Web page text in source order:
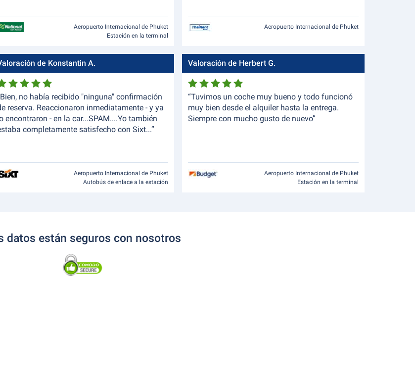
Aeropuerto Internacional de Phuket
Estación en la terminal
Aeropuerto Internacional de Phuket
de Konstantin A.
no había recibido "ninguna" confirmación
reserva. Reaccionaron inmediatamente - y ya
encontraron - en la car...SPAM....Yo también
completamente satisfecho con Sixt...”
Aeropuerto Internacional de Phuket
Autobús de enlace a la estación
Valoración de Herbert G.
“Tuvimos un coche muy bueno y todo funcionó
muy bien desde el alquiler hasta la entrega.
Siempre con mucho gusto de nuevo”
Aeropuerto Internacional de Phuket
Estación en la terminal
datos están seguros con nosotros